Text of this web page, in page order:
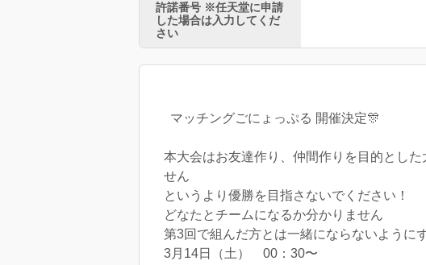
許諾番号 ※任天堂に申請
した場合は入力してくだ
さい
マッチングごにょっぷる 開催決定🎊
本大会はお友達作り、仲間作りを目的とし
せん
というより優勝を目指さないでください！
どなたとチームになるか分かりません
第3回で組んだ方とは一緒にならないように
3月14日（土） 00：30〜